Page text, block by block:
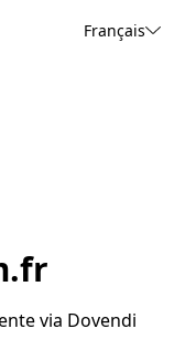
Français
via Dovendi